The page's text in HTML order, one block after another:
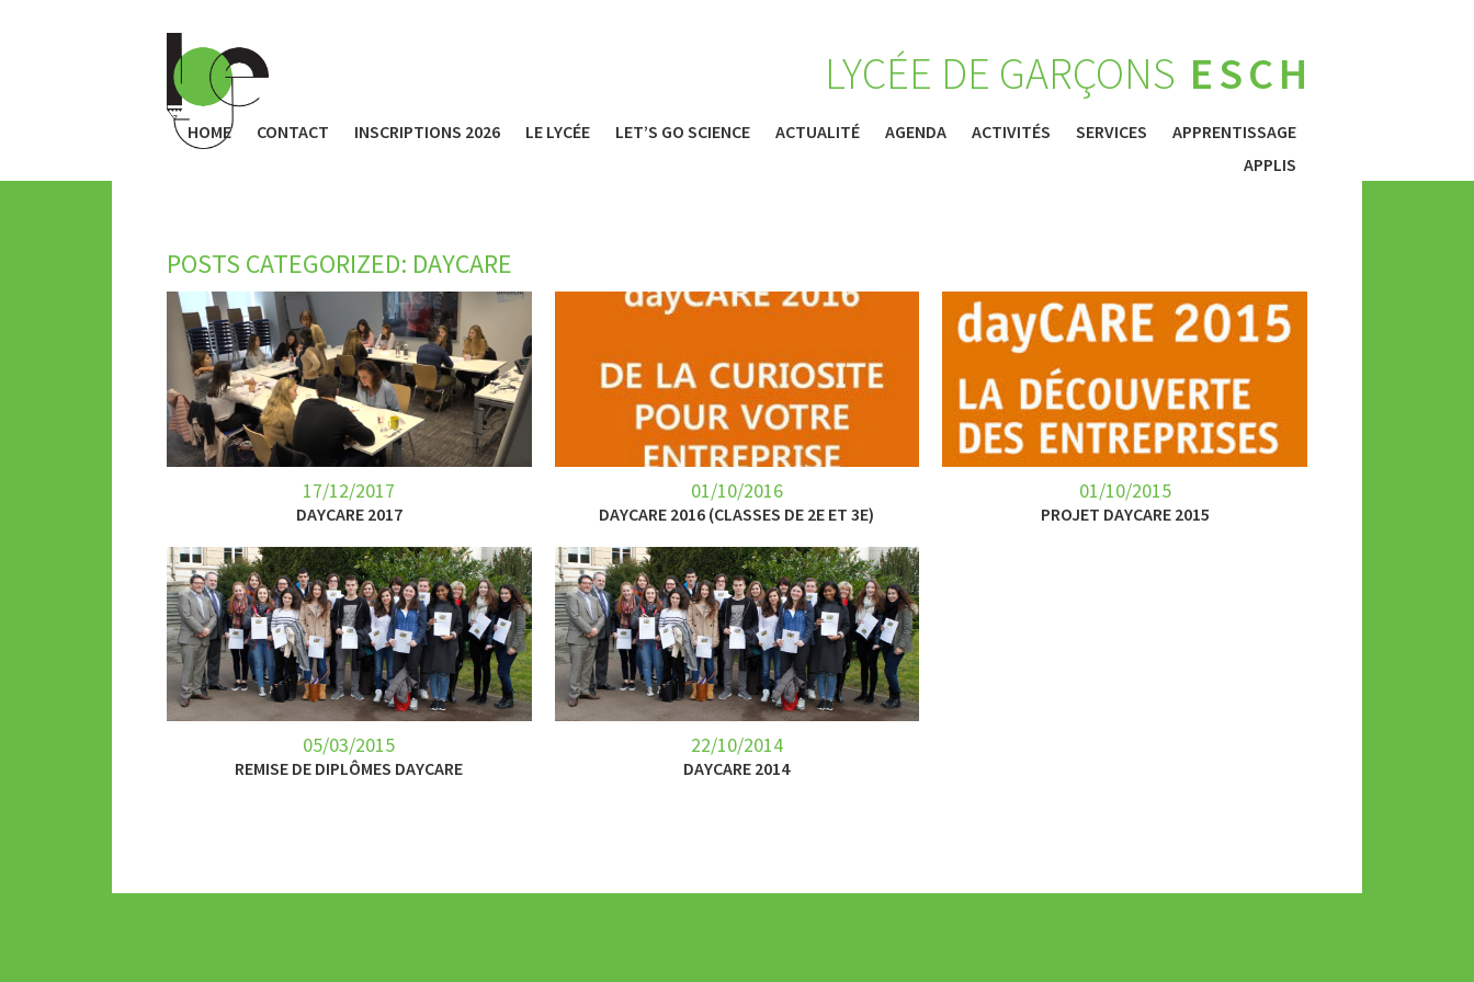
LYCÉE DE GARÇONS ESCH
HOME CONTACT INSCRIPTIONS 2026 LE LYCÉE LET’S GO SCIENCE ACTUALITÉ AGENDA ACTIVITÉS SERVICES
APPRENTISSAGE
APPLIS
POSTS CATEGORIZED: DAYCARE
17/12/2017
DAYCARE 2017
01/10/2016
DAYCARE 2016 (CLASSES DE 2E ET 3E)
01/10/2015
PROJET DAYCARE 2015
05/03/2015
REMISE DE DIPLÔMES DAYCARE
22/10/2014
DAYCARE 2014